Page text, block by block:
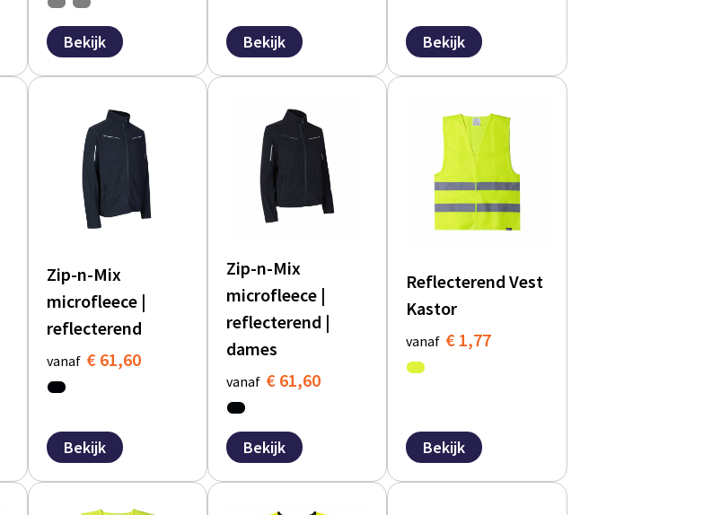
Bekijk Bekijk Bekijk
Zip-n-Mix
microfleece |
reflecterend
vanaf € 61,60
Bekijk
Zip-n-Mix
microfleece |
reflecterend |
dames
vanaf € 61,60
Bekijk
Reflecterend Vest
Kastor
vanaf € 1,77
Bekijk